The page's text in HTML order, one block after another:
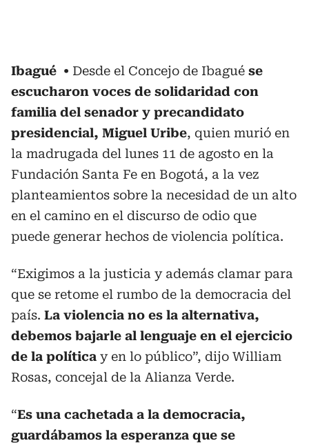
Ibagué Desde el Concejo de Ibagué se
escucharon voces de solidaridad con
familia del senador y precandidato
presidencial, Miguel Uribe, quien murió en
la madrugada del lunes 11 de agosto en la
Fundación Santa Fe en Bogotá, a la vez
planteamientos sobre la necesidad de un alto
en el camino en el discurso de odio que
puede generar hechos de violencia política.
“Exigimos a la justicia y además clamar para
que se retome el rumbo de la democracia del
país. La violencia no es la alternativa,
debemos bajarle al lenguaje en el ejercicio
de la política y en lo público”, dijo William
Rosas, concejal de la Alianza Verde.
“Es una cachetada a la democracia,
guardábamos la esperanza que se